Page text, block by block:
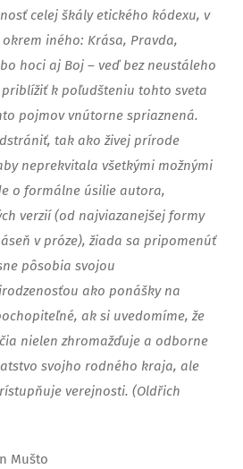
celej škály etického kódexu, v
iného: Krása, Pravda,
hoci aj Boj – veď bez neustáleho
k poľudšteniu tohto sveta
pojmov vnútorne spriaznená.
tak ako živej prírode
neprekvitala všetkými možnými
o formálne úsilie autora,
verzií (od najviazanejšej formy
v próze), žiada sa pripomenúť
pôsobia svojou
ako ponášky na
ak si uvedomíme, že
nielen zhromažďuje a odborne
svojho rodného kraja, ale
verejnosti. (Oldřich
Mušto